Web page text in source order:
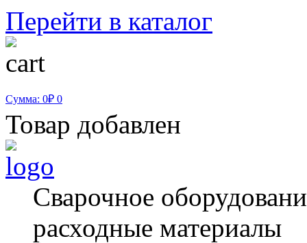
Перейти в каталог
Сумма: 0₽ 0
Товар добавлен
Сварочное
расходные материалы